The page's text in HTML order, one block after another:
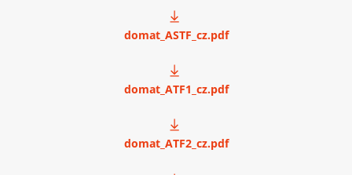
domat_ASTF_cz.pdf
domat_ATF1_cz.pdf
domat_ATF2_cz.pdf